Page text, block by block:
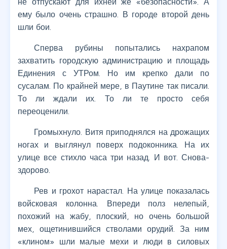
ему было очень страшно. В городе второй день
шли бои.
Сперва рубины попытались нахрапом
захватить городскую администрацию и площадь
Единения с УТРом. Но им крепко дали по
сусалам. По крайней мере, в Паутине так писали.
То ли ждали их. То ли те просто себя
переоценили.
Громыхнуло. Витя приподнялся на дрожащих
ногах и выглянул поверх подоконника. На их
улице все стихло часа три назад. И вот. Снова-
здорово.
Рев и грохот нарастал. На улице показалась
войсковая колонна. Впереди полз нелепый,
похожий на жабу, плоский, но очень большой
мех, ощетинившийся стволами орудий. За ним
«клином» шли малые мехи и люди в силовых